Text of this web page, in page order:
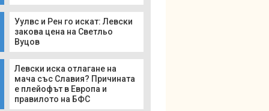
Уулвс и Рен го искат: Левски
закова цена на Светльо
Вуцов
Левски иска отлагане на
мача със Славия? Причината
е плейофът в Европа и
правилото на БФС